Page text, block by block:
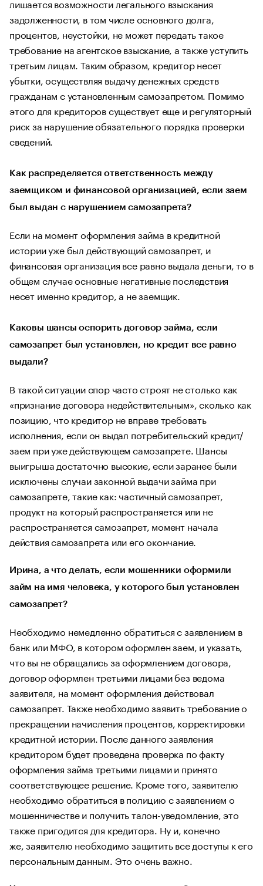
лишается возможности легального взыскания
задолженности, в том числе основного долга,
процентов, неустойки, не может передать такое
требование на агентское взыскание, а также уступить
третьим лицам. Таким образом, кредитор несет
убытки, осуществляя выдачу денежных средств
гражданам с установленным самозапретом. Помимо
этого для кредиторов существует еще и регуляторный
риск за нарушение обязательного порядка проверки
сведений.
Как распределяется ответственность между
заемщиком и финансовой организацией, если заем
был выдан с нарушением самозапрета?
Если на момент оформления займа в кредитной
истории уже был действующий самозапрет, и
финансовая организация все равно выдала деньги, то в
общем случае основные негативные последствия
несет именно кредитор, а не заемщик.
Каковы шансы оспорить договор займа, если
самозапрет был установлен, но кредит все равно
выдали?
В такой ситуации спор часто строят не столько как
«признание договора недействительным», сколько как
позицию, что кредитор не вправе требовать
исполнения, если он выдал потребительский кредит/
заем при уже действующем самозапрете. Шансы
выигрыша достаточно высокие, если заранее были
исключены случаи законной выдачи займа при
самозапрете, такие как: частичный самозапрет,
продукт на который распространяется или не
распространяется самозапрет, момент начала
действия самозапрета или его окончание.
Ирина, а что делать, если мошенники оформили
займ на имя человека, у которого был установлен
самозапрет?
Необходимо немедленно обратиться с заявлением в
банк или МФО, в котором оформлен заем, и указать,
что вы не обращались за оформлением договора,
договор оформлен третьими лицами без ведома
заявителя, на момент оформления действовал
самозапрет. Также необходимо заявить требование о
прекращении начисления процентов, корректировки
кредитной истории. После данного заявления
кредитором будет проведена проверка по факту
оформления займа третьими лицами и принято
соответствующее решение. Кроме того, заявителю
необходимо обратиться в полицию с заявлением о
мошенничестве и получить талон-уведомление, это
также пригодится для кредитора. Ну и, конечно
же, заявителю необходимо защитить все доступы к его
персональным данным. Это очень важно.